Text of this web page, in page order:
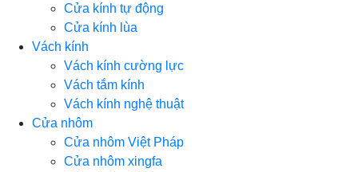
Cửa kính tự động
Cửa kính lùa
Vách kính
Vách kính cường lực
Vách tắm kính
Vách kính nghệ thuật
Cửa nhôm
Cửa nhôm Việt Pháp
Cửa nhôm xingfa